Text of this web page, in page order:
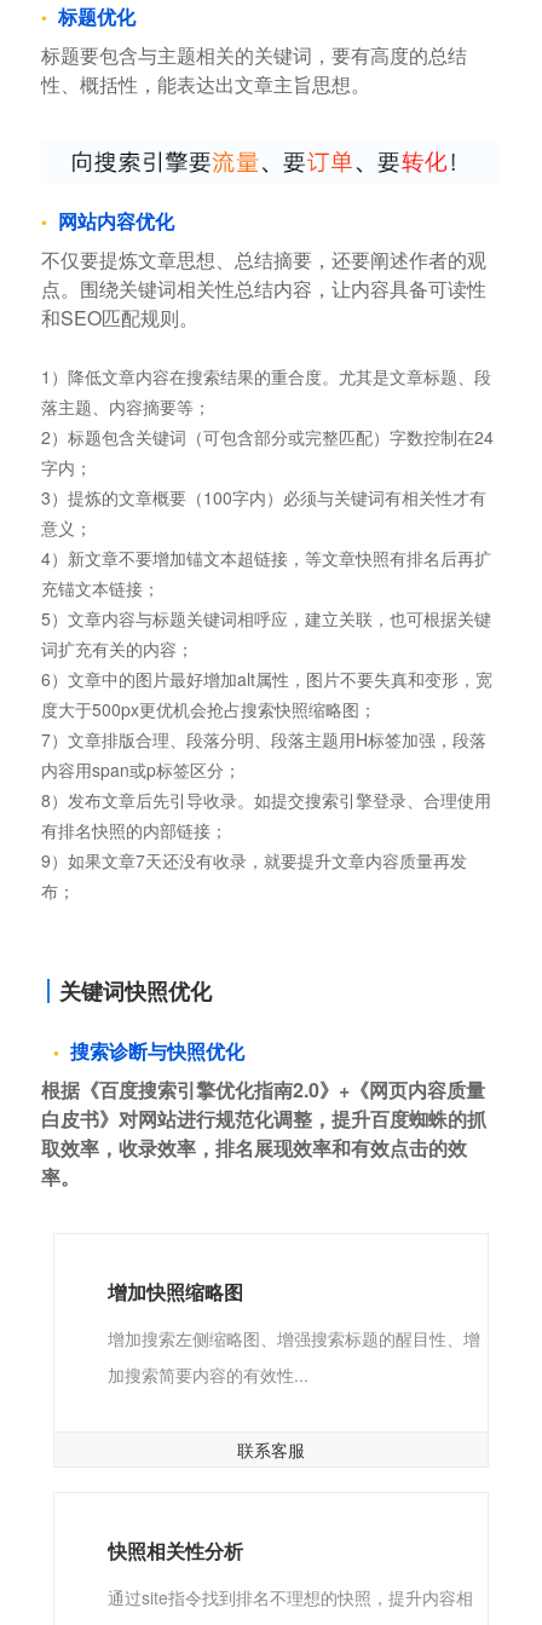
标题优化
标题要包含与主题相关的关键词，要有高度的总结
性、概括性，能表达出文章主旨思想。
网站内容优化
不仅要提炼文章思想、总结摘要，还要阐述作者的观
点。围绕关键词相关性总结内容，让内容具备可读性
和SEO匹配规则。
1）降低文章内容在搜索结果的重合度。尤其是文章标题、段
落主题、内容摘要等；
2）标题包含关键词（可包含部分或完整匹配）字数控制在24
字内；
3）提炼的文章概要（100字内）必须与关键词有相关性才有
意义；
4）新文章不要增加锚文本超链接，等文章快照有排名后再扩
充锚文本链接；
5）文章内容与标题关键词相呼应，建立关联，也可根据关键
词扩充有关的内容；
6）文章中的图片最好增加alt属性，图片不要失真和变形，宽
度大于500px更优机会抢占搜索快照缩略图；
7）文章排版合理、段落分明、段落主题用H标签加强，段落
内容用span或p标签区分；
8）发布文章后先引导收录。如提交搜索引擎登录、合理使用
有排名快照的内部链接；
9）如果文章7天还没有收录，就要提升文章内容质量再发
布；
关键词快照优化
搜索诊断与快照优化
根据《百度搜索引擎优化指南2.0》+《网页内容质量
白皮书》对网站进行规范化调整，提升百度蜘蛛的抓
取效率，收录效率，排名展现效率和有效点击的效
率。
增加快照缩略图
增加搜索左侧缩略图、增强搜索标题的醒目性、增
加搜索简要内容的有效性...
联系客服
快照相关性分析
通过site指令找到排名不理想的快照，提升内容相